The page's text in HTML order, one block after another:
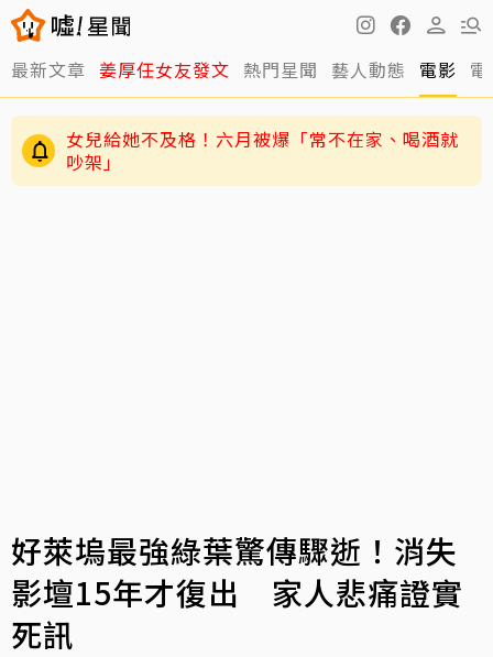
最新文章 姜厚任女友發文 熱門星聞 藝人動態 電影
女兒給她不及格！六月被爆「常不在家、喝酒就
吵架」
好萊塢最強綠葉驚傳驟逝！消失
影壇15年才復出 家人悲痛證實
死訊